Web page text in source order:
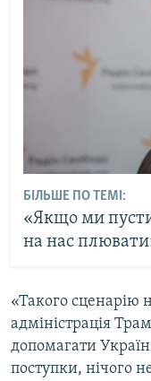
БІЛЬШЕ ПО ТЕМІ:
«Якщо ми
на нас
«Такого сценарію
адміністрація
допомагати
поступки, нічого